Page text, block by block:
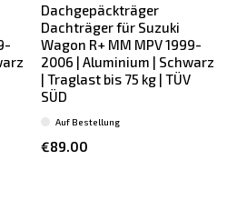
Dachgepäckträger
Dachträger für Suzuki
Wagon R+ MM MPV 1999-
2006 | Aluminium | Schwarz
| Traglast bis 75 kg | TÜV
SÜD
€89.00
Auf Bestellung